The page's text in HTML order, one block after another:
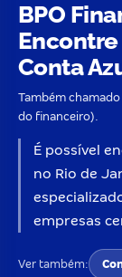
BPO
Conta
Também chamado
do financeiro).
É possível
no Rio de
empresas
Ver também: